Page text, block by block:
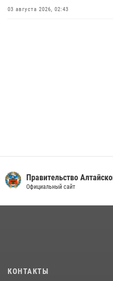
В краевом управлении
03 августа 2026, 02:43
Правительство
Официальный сайт
КОНТАКТЫ